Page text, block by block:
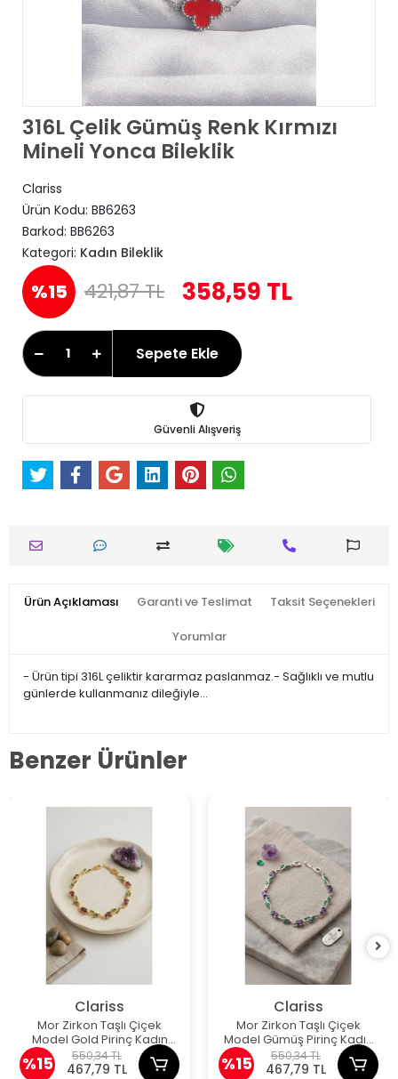
316L Çelik Gümüş Renk Kırmızı
Mineli Yonca Bileklik
Clariss
Ürün Kodu: BB6263
Barkod: BB6263
Kategori: Kadın Bileklik
%15 421,87 TL 358,59 TL
Sepete Ekle
Güvenli Alışveriş
Ürün Açıklaması Garanti ve Teslimat Taksit Seçenekleri
Yorumlar
- Ürün tipi 316L çeliktir kararmaz paslanmaz.- Sağlıklı ve mutlu
günlerde kullanmanız dileğiyle…
Benzer Ürünler
Clariss
Mor Zirkon Taşlı Çiçek
Model Gold Pirinç Kadın
Bileklik
%15 550,34 TL
467,79 TL
Clariss
Mor Zirkon Taşlı Çiçek
Model Gümüş Pirinç Kadın
Bileklik
%15 550,34 TL
467,79 TL